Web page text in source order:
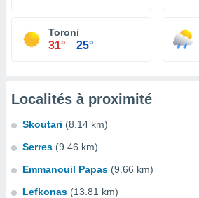
Toroni
31° 25°
Localités à proximité
Skoutari (8.14 km)
Serres (9.46 km)
Emmanouil Papas (9.66 km)
Lefkonas (13.81 km)